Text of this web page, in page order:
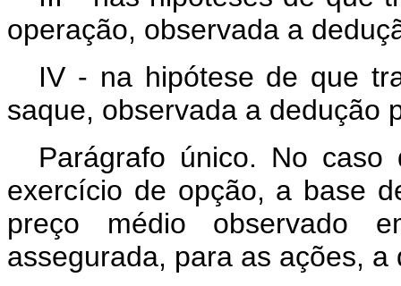
operação, observada a
IV - na hipótese de que
saque, observada a dedução
Parágrafo único. No
exercício de opção, a base
preço médio observado
assegurada, para as ações, a